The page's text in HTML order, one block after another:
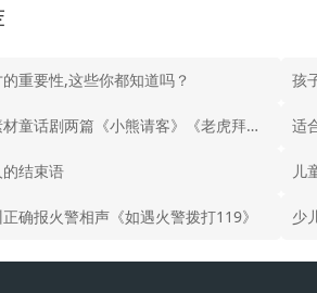
重要性,这些你都知道吗？ 孩
口才班教学素材童话剧两篇《小熊请客》《老虎拜师》 适
结束语 儿
确报火警相声《如遇火警拨打119》 少